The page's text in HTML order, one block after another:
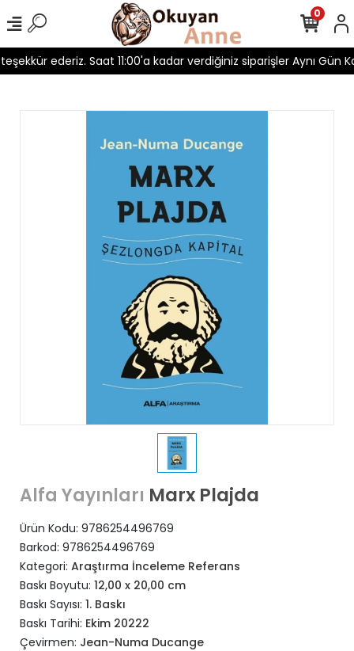
ederiz. Saat 11:00'a kadar verdiğiniz siparişler Aynı Gün
0
Alfa Yayınları Marx Plajda
Ürün Kodu: 9786254496769
Barkod: 9786254496769
Kategori: Araştırma İnceleme Referans
Baskı Boyutu: 12,00 x 20,00 cm
Baskı Sayısı: 1. Baskı
Baskı Tarihi: Ekim 20222
Çevirmen: Jean-Numa Ducange